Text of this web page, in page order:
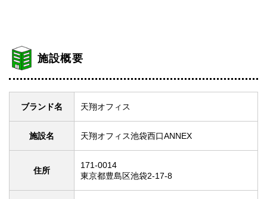
施設概要
ブランド名 天翔オフィス
施設名 天翔オフィス池袋西口ANNEX
住所
171-0014
東京都豊島区池袋2-17-8